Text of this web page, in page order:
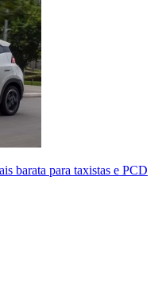
barata para taxistas e PCD